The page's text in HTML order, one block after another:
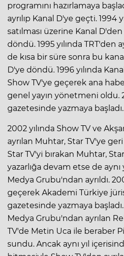
programını hazırlamaya
ayrılıp Kanal D'ye geçti. 1994
satılması üzerine Kanal D'den
döndü. 1995 yılında TRT'den
de kısa bir süre sonra bu
D'ye döndü. 1996 yılında
Show TV'ye geçerek ana
genel yayın yönetmeni oldu.
gazetesinde yazmaya başladı.
2002 yılında Show TV ve
ayrılan Muhtar, Star TV'ye
Star TV'yi bırakan Muhtar,
yazarlığa devam etse de aynı
Medya Grubu'ndan ayrıldı.
geçerek Akademi Türkiye
gazetesinde yazmaya
Medya Grubu'ndan ayrılan
TV'de Metin Uca ile beraber
sundu. Ancak aynı yıl